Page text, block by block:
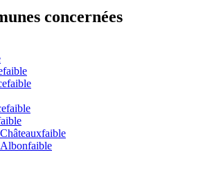
concernées
faible
faible
faible
faible
faible